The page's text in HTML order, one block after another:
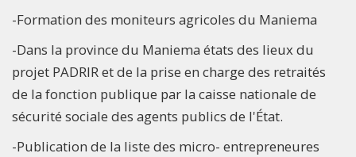
-Formation des moniteurs agricoles du Maniema
-Dans la province du Maniema états des lieux du
projet PADRIR et de la prise en charge des retraités
de la fonction publique par la caisse nationale de
sécurité sociale des agents publics de l'État.
-Publication de la liste des micro- entrepreneures